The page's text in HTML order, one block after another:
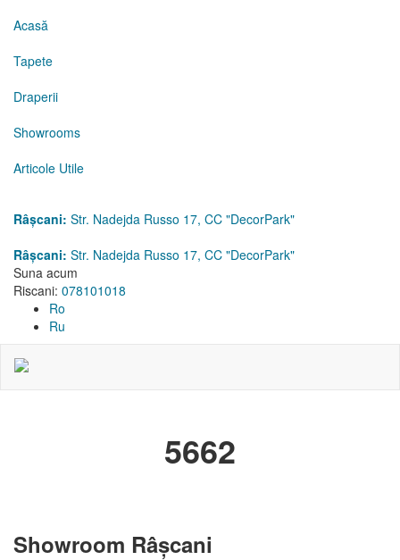
Acasă
Tapete
Draperii
Showrooms
Articole Utile
Râșcani: Str. Nadejda Russo 17, CC "DecorPark"
Râșcani: Str. Nadejda Russo 17, CC "DecorPark"
Suna acum
Riscani: 078101018
Ro
Ru
5662
Showroom Râșcani